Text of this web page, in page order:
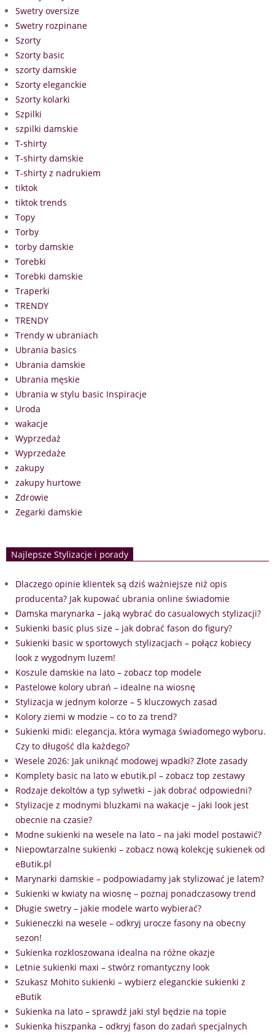
Swetry oversize
Swetry rozpinane
Szorty
Szorty basic
szorty damskie
Szorty eleganckie
Szorty kolarki
Szpilki
szpilki damskie
T-shirty
T-shirty damskie
T-shirty z nadrukiem
tiktok
tiktok trends
Topy
Torby
torby damskie
Torebki
Torebki damskie
Traperki
TRENDY
TRENDY
Trendy w ubraniach
Ubrania basics
Ubrania damskie
Ubrania męskie
Ubrania w stylu basic Inspiracje
Uroda
wakacje
Wyprzedaż
Wyprzedaże
zakupy
zakupy hurtowe
Zdrowie
Zegarki damskie
Najlepsze Stylizacje i porady
Dlaczego opinie klientek są dziś ważniejsze niż opis
producenta? Jak kupować ubrania online świadomie
Damska marynarka – jaką wybrać do casualowych stylizacji?
Sukienki basic plus size – jak dobrać fason do figury?
Sukienki basic w sportowych stylizacjach – połącz kobiecy
look z wygodnym luzem!
Koszule damskie na lato – zobacz top modele
Pastelowe kolory ubrań – idealne na wiosnę
Stylizacja w jednym kolorze – 5 kluczowych zasad
Kolory ziemi w modzie – co to za trend?
Sukienki midi: elegancja, która wymaga świadomego wyboru.
Czy to długość dla każdego?
Wesele 2026: Jak uniknąć modowej wpadki? Złote zasady
Komplety basic na lato w ebutik.pl – zobacz top zestawy
Rodzaje dekoltów a typ sylwetki – jak dobrać odpowiedni?
Stylizacje z modnymi bluzkami na wakacje – jaki look jest
obecnie na czasie?
Modne sukienki na wesele na lato – na jaki model postawić?
Niepowtarzalne sukienki – zobacz nową kolekcję sukienek od
eButik.pl
Marynarki damskie – podpowiadamy jak stylizować je latem?
Sukienki w kwiaty na wiosnę – poznaj ponadczasowy trend
Długie swetry – jakie modele warto wybierać?
Sukieneczki na wesele – odkryj urocze fasony na obecny
sezon!
Sukienka rozkloszowana idealna na różne okazje
Letnie sukienki maxi – stwórz romantyczny look
Szukasz Mohito sukienki – wybierz eleganckie sukienki z
eButik
Sukienka na lato – sprawdź jaki styl będzie na topie
Sukienka hiszpanka – odkryj fason do zadań specjalnych